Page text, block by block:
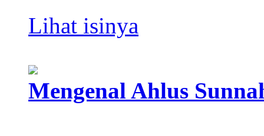
Lihat isinya
Mengenal Ahlus